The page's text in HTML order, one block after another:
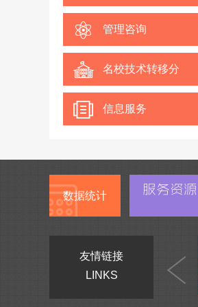
管理咨询
名校技术转移分
中心
信息服务
数据统计
友情链接
LINKS